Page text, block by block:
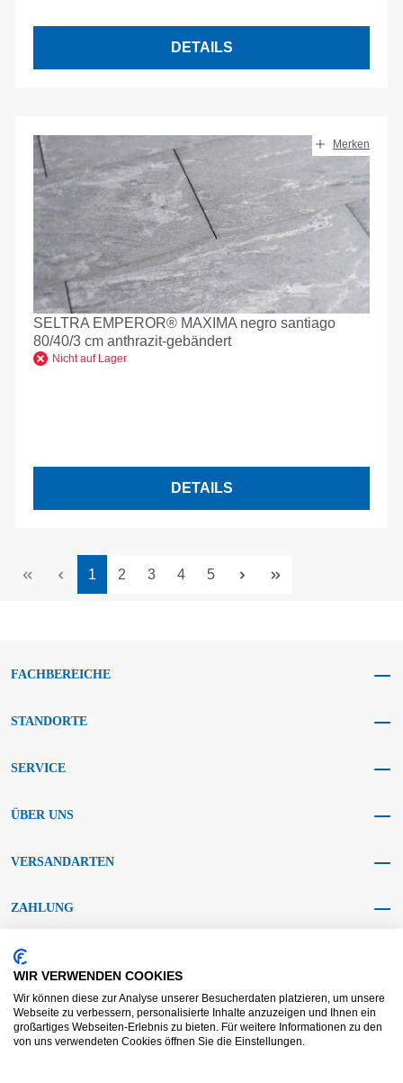
DETAILS
Merken
SELTRA EMPEROR® MAXIMA negro santiago
80/40/3 cm anthrazit-gebändert
Nicht auf Lager
DETAILS
Seite
1 Seite
2 Seite
3 Seite
4 Seite
5
FACHBEREICHE
STANDORTE
SERVICE
ÜBER UNS
VERSANDARTEN
ZAHLUNG
SOCIAL MEDIA
WIR VERWENDEN COOKIES
Wir können diese zur Analyse unserer Besucherdaten platzieren, um unsere
Webseite zu verbessern, personalisierte Inhalte anzuzeigen und Ihnen ein
großartiges Webseiten-Erlebnis zu bieten. Für weitere Informationen zu den
von uns verwendeten Cookies öffnen Sie die Einstellungen.